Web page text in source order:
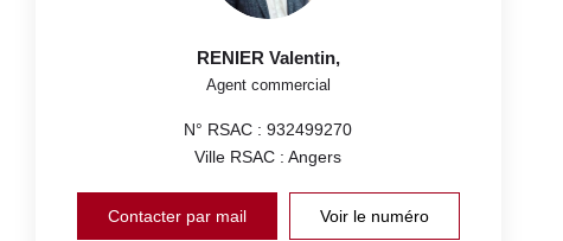
RENIER Valentin,
Agent commercial
N° RSAC : 932499270
Ville RSAC : Angers
Contacter par mail Voir le numéro